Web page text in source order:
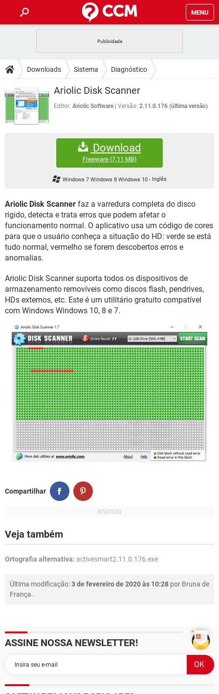
MENU
CELULAR FACEBOOK
OUTLOOK EXCEL
INSTAGRAM GMAIL
GUIA DE COMPRAS
DICAS
JOGOS
CELULAR
OUTLOOK
DOWNLOADS
JOGOS WHATSAPP
CELULAR
EXCEL
GMAIL
FÓRUM
FACEBOOK
EXCEL
GMAIL
WHATSAPP
INSTAGRAM GMAIL
GUIA DE COMPRAS
Downloads Sistema Diagnóstico
Ariolic Disk Scanner
Editor: Ariolic Software Versão: 2.11.0.176 (última versão)
Download
Freeware(7,11 MB)
Windows 7 Windows 8 Windows 10 - Inglês
Ariolic Disk Scanner faz a varredura completa do disco
rígido, detecta e trata erros que podem afetar o
funcionamento normal. O aplicativo usa um código de cores
para que o usuário conheça a situação do HD: verde se está
tudo normal, vermelho se forem descobertos erros e
anomalias.
Ariolic Disk Scanner suporta todos os dispositivos de
armazenamento removíveis como discos flash, pendrives,
HDs externos, etc. Este é um utilitário gratuito compatível
com Windows Windows 10, 8 e 7.
Compartilhar
Veja também
Ortografia alternativa: activesmart2.11.0.176.exe
Última modificação:3 de fevereiro de 2020 às 10:28 por Bruna de
França .
ASSINE NOSSA NEWSLETTER!